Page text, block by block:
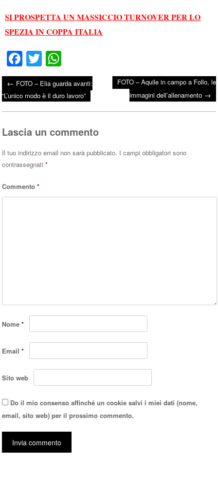
SI PROSPETTA UN MASSICCIO TURNOVER PER LO
SPEZIA IN COPPA ITALIA
Fa
ce
bo
ok
T
wi
tte
r
ha
ts
A
Post navigation
← FOTO – Elia guarda avanti:
“L’unico modo è il duro lavoro”
FOTO – Aquile in campo a Follo, le
immagini dell’allenamento →
Lascia un commento
Il tuo indirizzo email non sarà pubblicato. I campi obbligatori sono
contrassegnati*
Commento*
Nome*
Email*
Sito web
Do il mio consenso affinché un cookie salvi i miei dati (nome,
email, sito web) per il prossimo commento.